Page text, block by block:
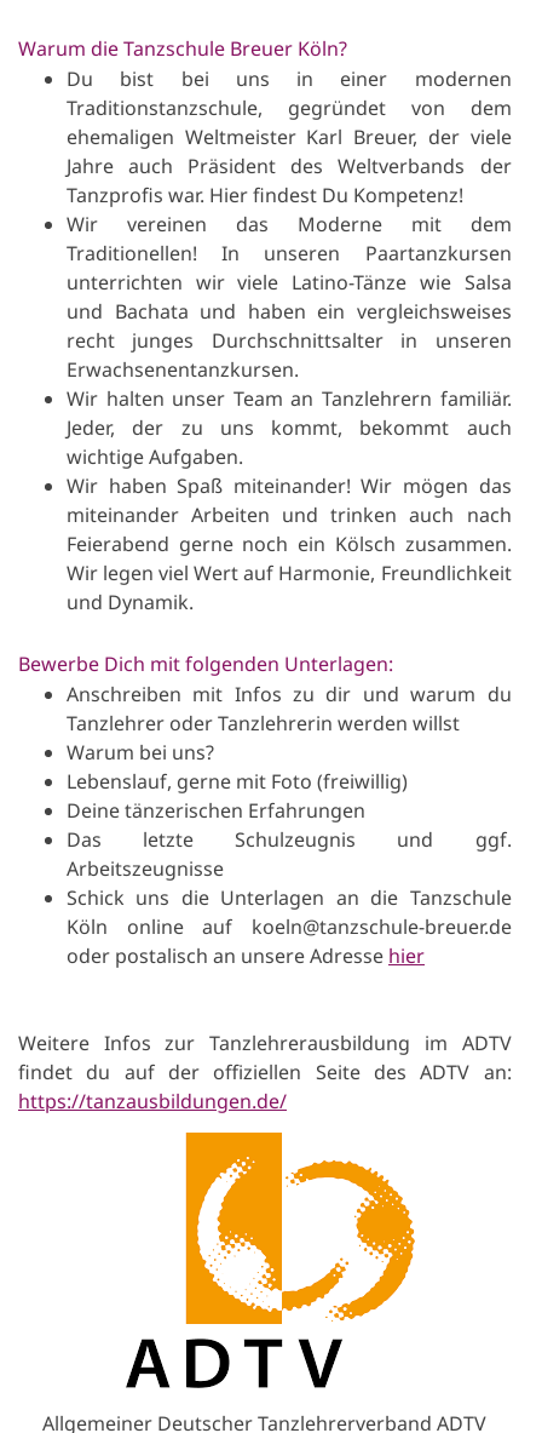
Warum die Tanzschule Breuer Köln?
Du bist bei uns in einer modernen
Traditionstanzschule, gegründet von dem
ehemaligen Weltmeister Karl Breuer, der viele
Jahre auch Präsident des Weltverbands der
Tanzprofis war. Hier findest Du Kompetenz!
Wir vereinen das Moderne mit dem
Traditionellen! In unseren Paartanzkursen
unterrichten wir viele Latino-Tänze wie Salsa
und Bachata und haben ein vergleichsweises
recht junges Durchschnittsalter in unseren
Erwachsenentanzkursen.
Wir halten unser Team an Tanzlehrern familiär.
Jeder, der zu uns kommt, bekommt auch
wichtige Aufgaben.
Wir haben Spaß miteinander! Wir mögen das
miteinander Arbeiten und trinken auch nach
Feierabend gerne noch ein Kölsch zusammen.
Wir legen viel Wert auf Harmonie, Freundlichkeit
und Dynamik.
Bewerbe Dich mit folgenden Unterlagen:
Anschreiben mit Infos zu dir und warum du
Tanzlehrer oder Tanzlehrerin werden willst
Warum bei uns?
Lebenslauf, gerne mit Foto (freiwillig)
Deine tänzerischen Erfahrungen
Das letzte Schulzeugnis und ggf.
Arbeitszeugnisse
Schick uns die Unterlagen an die Tanzschule
Köln online auf koeln@tanzschule-breuer.de
oder postalisch an unsere Adressehier
Weitere Infos zur Tanzlehrerausbildung im ADTV
findet du auf der offiziellen Seite des ADTV an:
https://tanzausbildungen.de/
Allgemeiner Deutscher Tanzlehrerverband ADTV